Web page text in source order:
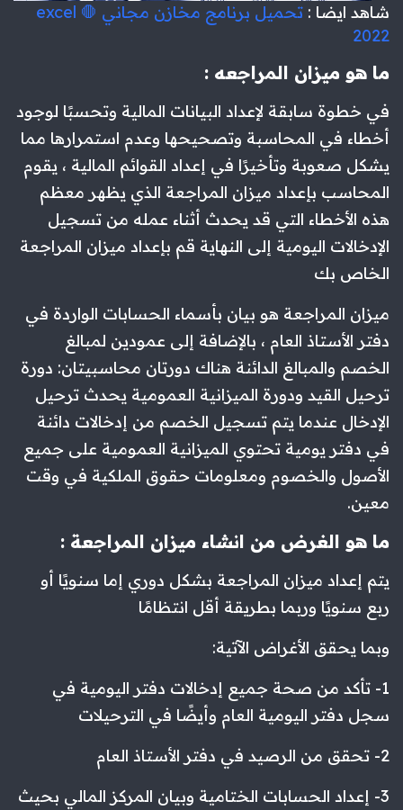
شاهد ايضا :
تحميل برنامج مخازن مجاني excel 🛑
2022
ما هو ميزان المراجعه :
في خطوة سابقة لإعداد البيانات المالية وتحسبًا لوجود
أخطاء في المحاسبة وتصحيحها وعدم استمرارها مما
يشكل صعوبة وتأخيرًا في إعداد القوائم المالية ، يقوم
المحاسب بإعداد ميزان المراجعة الذي يظهر معظم
هذه الأخطاء التي قد يحدث أثناء عمله من تسجيل
الإدخالات اليومية إلى النهاية قم بإعداد ميزان المراجعة
الخاص بك
ميزان المراجعة هو بيان بأسماء الحسابات الواردة في
دفتر الأستاذ العام ، بالإضافة إلى عمودين لمبالغ
الخصم والمبالغ الدائنة هناك دورتان محاسبيتان: دورة
ترحيل القيد ودورة الميزانية العمومية يحدث ترحيل
الإدخال عندما يتم تسجيل الخصم من إدخالات دائنة
في دفتر يومية تحتوي الميزانية العمومية على جميع
الأصول والخصوم ومعلومات حقوق الملكية في وقت
معين.
ما هو الغرض من انشاء ميزان المراجعة :
يتم إعداد ميزان المراجعة بشكل دوري إما سنويًا أو
ربع سنويًا وربما بطريقة أقل انتظامًا
وبما يحقق الأغراض الآتية:
1- تأكد من صحة جميع إدخالات دفتر اليومية في
سجل دفتر اليومية العام وأيضًا في الترحيلات
2- تحقق من الرصيد في دفتر الأستاذ العام
3- إعداد الحسابات الختامية وبيان المركز المالي بحيث